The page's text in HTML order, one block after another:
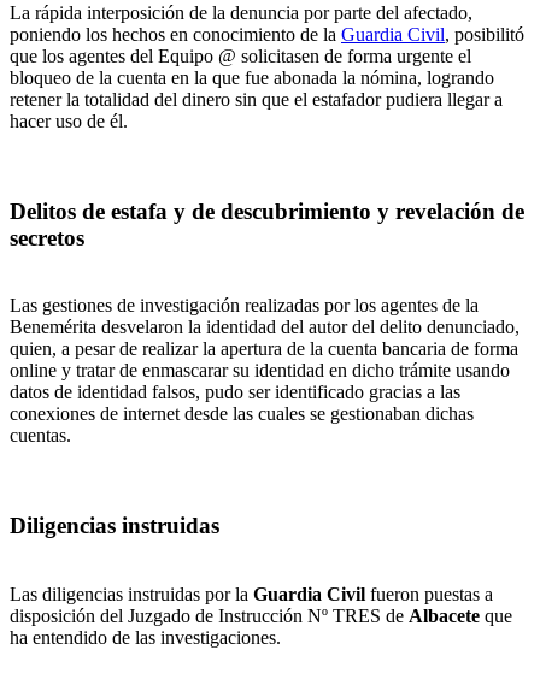
La rápida interposición de la denuncia por parte del afectado,
poniendo los hechos en conocimiento de la Guardia Civil, posibilitó
que los agentes del Equipo @ solicitasen de forma urgente el
bloqueo de la cuenta en la que fue abonada la nómina, logrando
retener la totalidad del dinero sin que el estafador pudiera llegar a
hacer uso de él.
Delitos de estafa y de descubrimiento y revelación de
secretos
Las gestiones de investigación realizadas por los agentes de la
Benemérita desvelaron la identidad del autor del delito denunciado,
quien, a pesar de realizar la apertura de la cuenta bancaria de forma
online y tratar de enmascarar su identidad en dicho trámite usando
datos de identidad falsos, pudo ser identificado gracias a las
conexiones de internet desde las cuales se gestionaban dichas
cuentas.
Diligencias instruidas
Las diligencias instruidas por la Guardia Civil fueron puestas a
disposición del Juzgado de Instrucción Nº TRES de Albacete que
ha entendido de las investigaciones.